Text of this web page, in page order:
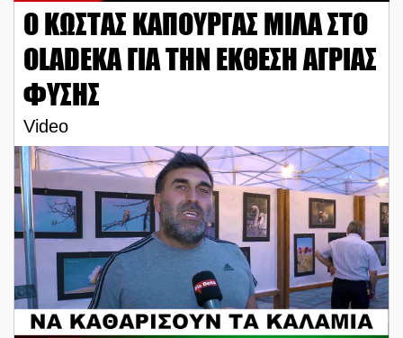
Ο ΚΩΣΤΑΣ ΚΑΠΟΥΡΓΑΣ ΜΙΛΑ ΣΤΟ
OLADEKA ΓΙΑ ΤΗΝ ΕΚΘΕΣΗ ΑΓΡΙΑΣ
ΦΥΣΗΣ
Video